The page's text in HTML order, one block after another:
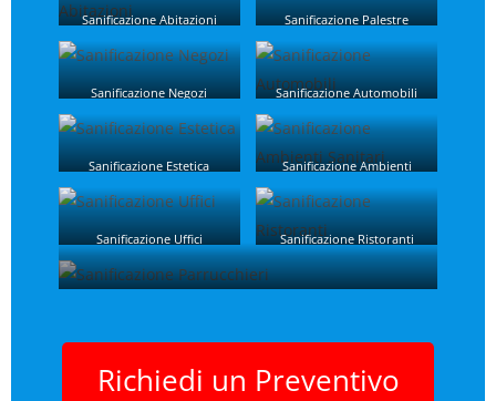
Sanificazione Abitazioni Sanificazione Palestre
Sanificazione Negozi Sanificazione Automobili
Sanificazione Estetica
Sanificazione Ambienti
Sanitari
Sanificazione Uffici Sanificazione Ristoranti
Sanificazione Parrucchieri
Richiedi un Preventivo